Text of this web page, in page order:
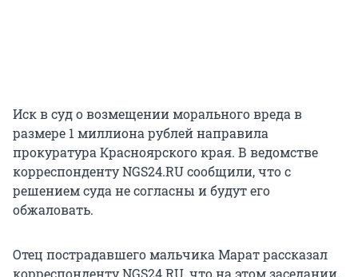
Иск в суд о возмещении морального вреда в
размере 1 миллиона рублей направила
прокуратура Красноярского края. В ведомстве
корреспонденту NGS24.RU сообщили, что с
решением суда не согласны и будут его
обжаловать.
Отец пострадавшего мальчика Марат рассказал
корреспонденту NGS24.RU, что на этом заседании,